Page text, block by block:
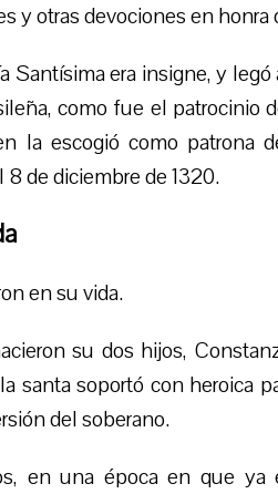
y otras devociones en honra
Santísima era insigne, y
como fue el patrocinio
la escogió como patrona
de diciembre de 1320.
en su vida.
su dos hijos,
santa soportó con heroica
del soberano.
en una época en que ya